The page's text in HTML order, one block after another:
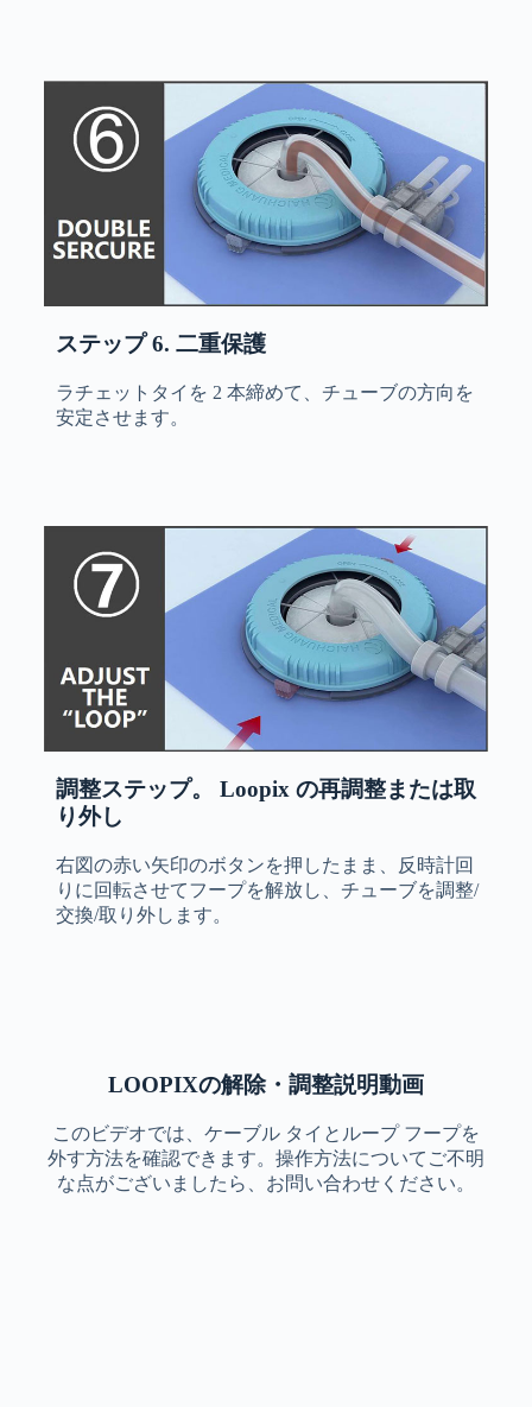
ステップ 6. 二重保護
ラチェットタイを 2 本締めて、チューブの方向を
安定させます。
調整ステップ。 Loopix の再調整または取
り外し
右図の赤い矢印のボタンを押したまま、反時計回
りに回転させてフープを解放し、チューブを調整/
交換/取り外します。
LOOPIXの解除・調整説明動画
このビデオでは、ケーブル タイとループ フープを
外す方法を確認できます。操作方法についてご不明
な点がございましたら、お問い合わせください。